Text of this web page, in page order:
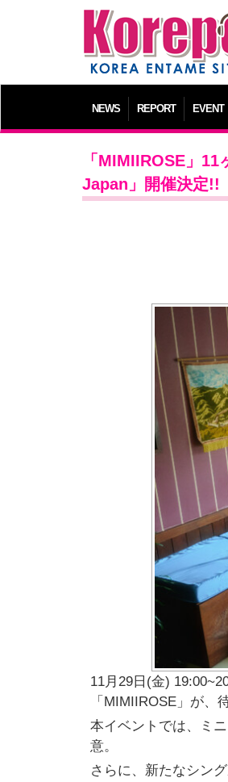
NEWS REPORT EVENT
「MIMIIROSE」
Japan」開催決定!!
11月29日(金)
「MIMIIROSE」が、
本イベントでは、ミニ
意。
さらに、新たなシン